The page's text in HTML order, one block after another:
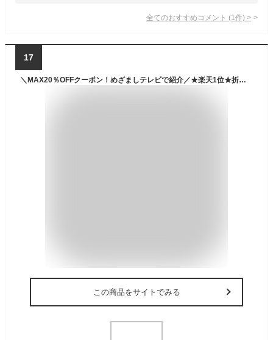
全てのおすすめコメント (1 件) >
17
＼MAX20％OFFクーポン！めざましテレビで紹介／★楽天1位★折りたたみ椅子 アウトドアチェア キャンプ 椅子 イス コンパクト 折りたたみチェア 軽量 軽い 折り畳み アルミ ポケットチェア おしゃれ 携帯椅子 持ち運び 子供 超軽量 運動会
この商品をサイトでみる